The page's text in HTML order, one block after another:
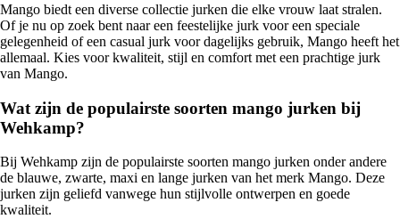
Mango biedt een diverse collectie jurken die elke vrouw laat stralen.
Of je nu op zoek bent naar een feestelijke jurk voor een speciale
gelegenheid of een casual jurk voor dagelijks gebruik, Mango heeft het
allemaal. Kies voor kwaliteit, stijl en comfort met een prachtige jurk
van Mango.
Wat zijn de populairste soorten mango jurken bij
Wehkamp?
Bij Wehkamp zijn de populairste soorten mango jurken onder andere
de blauwe, zwarte, maxi en lange jurken van het merk Mango. Deze
jurken zijn geliefd vanwege hun stijlvolle ontwerpen en goede
kwaliteit.